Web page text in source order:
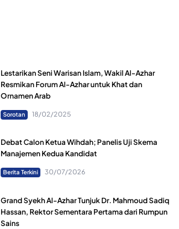
Lestarikan Seni Warisan Islam, Wakil Al-Azhar
Resmikan Forum Al-Azhar untuk Khat dan
Ornamen Arab
Sorotan 18/02/2025
Debat Calon Ketua Wihdah; Panelis Uji Skema
Manajemen Kedua Kandidat
Berita Terkini 30/07/2026
Grand Syekh Al-Azhar Tunjuk Dr. Mahmoud Sadiq
Hassan, Rektor Sementara Pertama dari Rumpun
Sains